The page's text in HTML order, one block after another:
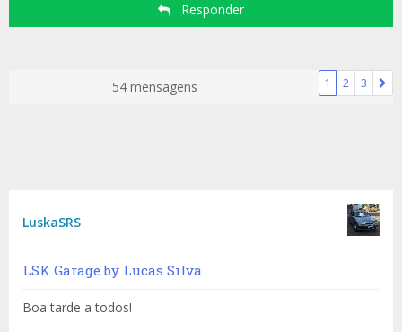
Responder
54 mensagens 1 2 3
LuskaSRS
LSK Garage by Lucas Silva
Boa tarde a todos!